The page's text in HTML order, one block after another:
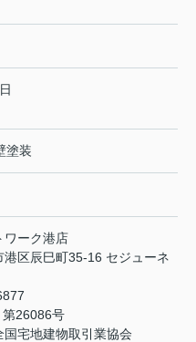
塗装
ワーク港店
港区辰巳町35-16 セジューネ
26086号
宅地建物取引業協会